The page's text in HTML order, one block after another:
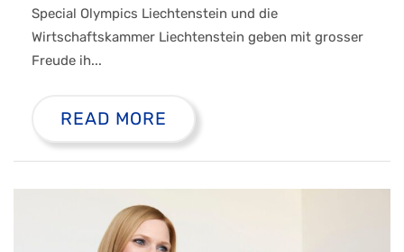
Special Olympics Liechtenstein und die
Wirtschaftskammer Liechtenstein ge­ben mit grosser
Freude ih...
READ MORE